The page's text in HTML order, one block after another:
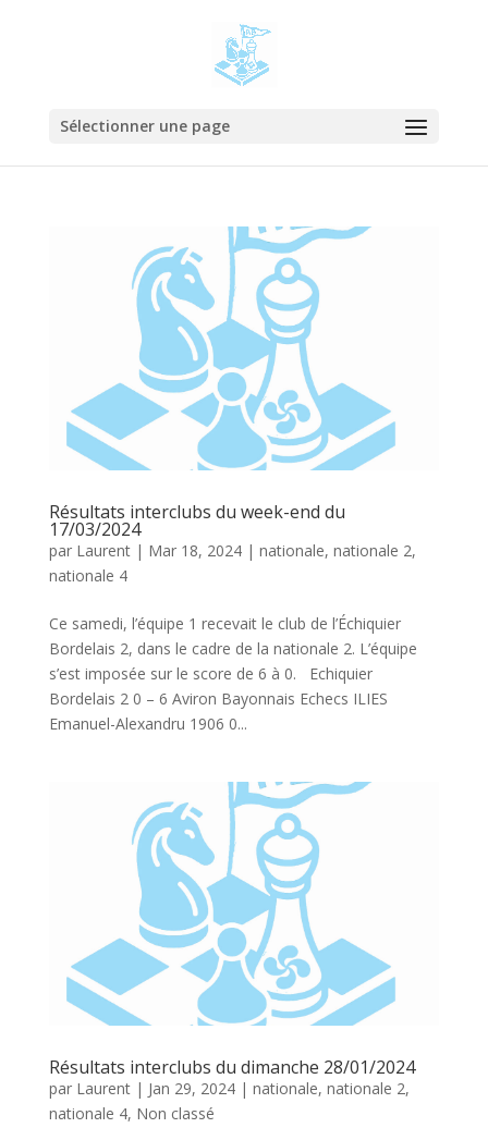
Sélectionner une page
Résultats interclubs du week-end du
17/03/2024
par Laurent| Mar 18, 2024| nationale, nationale 2,
nationale 4
Ce samedi, l’équipe 1 recevait le club de l’Échiquier
Bordelais 2, dans le cadre de la nationale 2. L’équipe
s’est imposée sur le score de 6 à 0. Echiquier
Bordelais 2 0 – 6 Aviron Bayonnais Echecs ILIES
Emanuel-Alexandru 1906 0...
Résultats interclubs du dimanche 28/01/2024
par Laurent| Jan 29, 2024| nationale, nationale 2,
nationale 4, Non classé